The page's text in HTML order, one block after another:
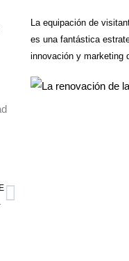
Siguiente
La equipación de
es una fantástica
innovación y marketing